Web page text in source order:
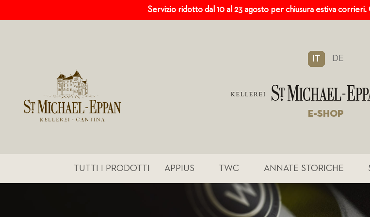
Servizio ridotto dal 10 al 23 agosto per chiusura estiva
IT DE
E-SHOP
TUTTI I PRODOTTI APPIUS TWC ANNATE STORICHE